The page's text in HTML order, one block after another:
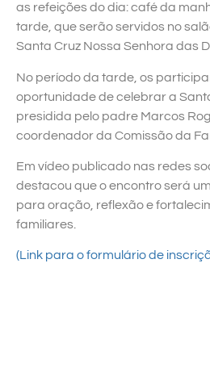
as refeições do dia: café da
tarde, que serão servidos no
Santa Cruz Nossa Senhora das
No período da tarde, os
oportunidade de celebrar a
presidida pelo padre Marcos
coordenador da Comissão da
Em vídeo publicado nas redes
destacou que o encontro será
para oração, reflexão e
familiares.
(Link para o formulário de